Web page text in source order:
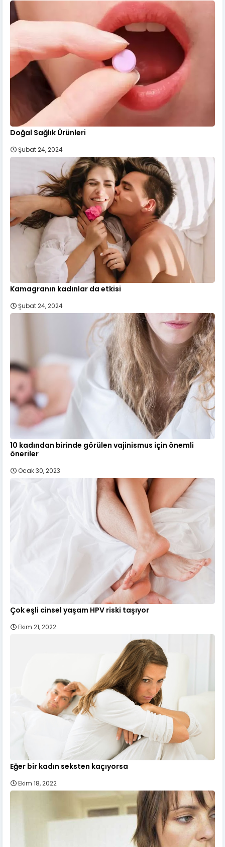
Doğal Sağlık Ürünleri
Şubat 24, 2024
Kamagranın kadınlar da etkisi
Şubat 24, 2024
10 kadından birinde görülen vajinismus için önemli
öneriler
Ocak 30, 2023
Çok eşli cinsel yaşam HPV riski taşıyor
Ekim 21, 2022
Eğer bir kadın seksten kaçıyorsa
Ekim 18, 2022